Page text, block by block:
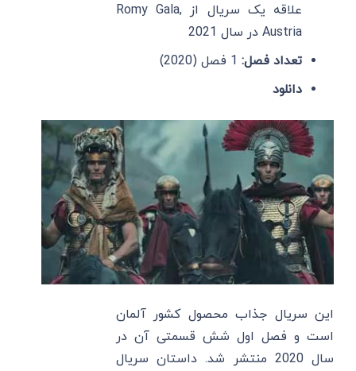
علاقه یک سریال از Romy Gala,
Austria در سال 2021
تعداد فصل: 1 فصل (2020)
دانلود
این سریال جذاب محصول کشور آلمان
است و فصل اول شش قسمتی آن در
سال 2020 منتشر شد. داستان سریال